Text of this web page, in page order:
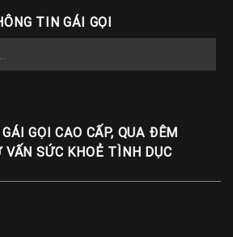
TIN GÁI GỌI
GỌI CAO CẤP, QUA ĐÊM
SỨC KHOẺ TÌNH DỤC